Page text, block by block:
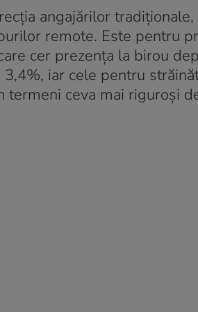
angajărilor tradiționale,
remote. Este pentru
cer prezența la birou
iar cele pentru
termeni ceva mai riguroși